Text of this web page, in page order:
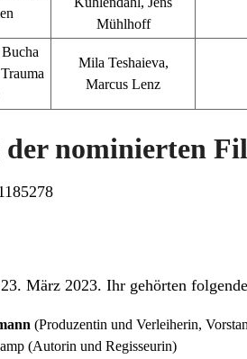
Mühlhoff
Mila Teshaieva,
Marcus Lenz
nominierten
März 2023. Ihr gehörten
(Produzentin und Verleiherin,
(Autorin und Regisseurin)